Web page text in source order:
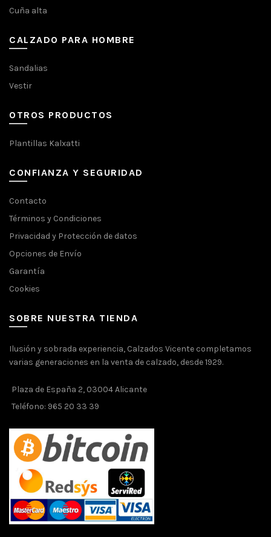
Cuña alta
CALZADO PARA HOMBRE
Sandalias
Vestir
OTROS PRODUCTOS
Plantillas Kalxatti
CONFIANZA Y SEGURIDAD
Contacto
Términos y Condiciones
Privacidad y Protección de datos
Opciones de Envío
Garantía
Cookies
SOBRE NUESTRA TIENDA
Ilusión y sobrada experiencia, Calzados Vicente completamos
varias generaciones en la venta de calzado, desde 1929.
Plaza de España 2, 03004 Alicante
Teléfono: 965 20 33 39